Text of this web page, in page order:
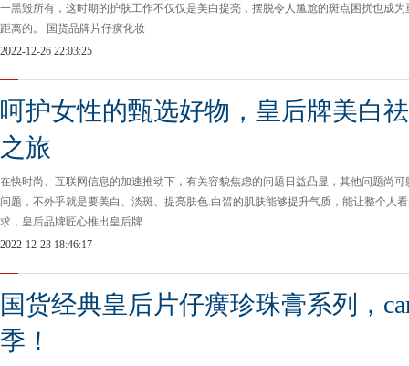
一黑毁所有，这时期的护肤工作不仅仅是美白提亮，摆脱令人尴尬的斑点困扰也成
距离的。 国货品牌片仔癀化妆
2022-12-26 22:03:25
呵护女性的甄选好物，皇后牌美白
之旅
在快时尚、互联网信息的加速推动下，有关容貌焦虑的问题日益凸显，其他问题尚
问题，不外乎就是要美白、淡斑、提亮肤色.白皙的肌肤能够提升气质，能让整个人
求，皇后品牌匠心推出皇后牌
2022-12-23 18:46:17
国货经典皇后片仔癀珍珠膏系列，
季！